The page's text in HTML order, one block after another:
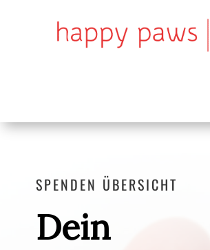
SPENDEN ÜBERSICHT
Dein